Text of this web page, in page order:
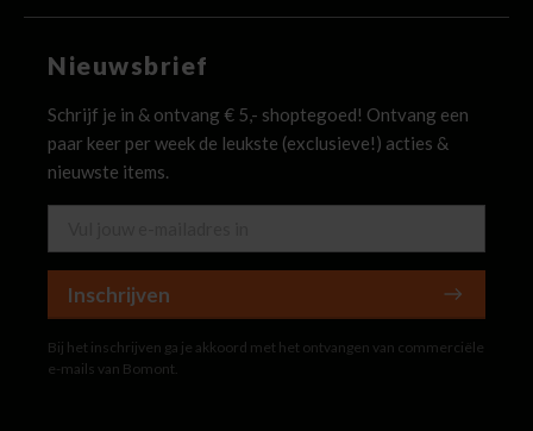
Nieuwsbrief
Schrijf je in & ontvang € 5,- shoptegoed! Ontvang een
paar keer per week de leukste (exclusieve!) acties &
nieuwste items.
Inschrijven
Bij het inschrijven ga je akkoord met het ontvangen van commerciële
e-mails van Bomont.